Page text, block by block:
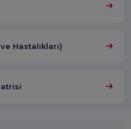
Hastalıkları)